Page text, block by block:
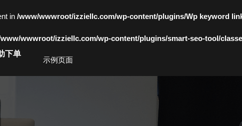
in /www/wwwroot/izziellc.com/wp-content/plugins/Wp keyword
wwwroot/izziellc.com/wp-content/plugins/smart-seo-tool/
下单
示例页面